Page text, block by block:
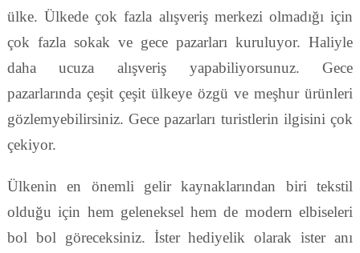
ülke. Ülkede çok fazla alışveriş merkezi olmadığı için
çok fazla sokak ve gece pazarları kuruluyor. Haliyle
daha ucuza alışveriş yapabiliyorsunuz. Gece
pazarlarında çeşit çeşit ülkeye özgü ve meşhur ürünleri
gözlemyebilirsiniz. Gece pazarları turistlerin ilgisini çok
çekiyor.
Ülkenin en önemli gelir kaynaklarından biri tekstil
olduğu için hem geleneksel hem de modern elbiseleri
bol bol göreceksiniz. İster hediyelik olarak ister anı